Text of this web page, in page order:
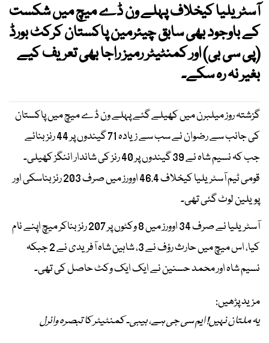
آسٹریلیا کیخلاف پہلے ون ڈے میچ میں شکست
کے باوجود بھی سابق چیئرمین پاکستان کرکٹ بورڈ
(پی سی بی) اور کمنٹیٹر رمیز راجا بھی تعریف کیے
بغیر نہ رہ سکے۔
گزشتہ روز میلبرن میں کھیلے گئے پہلے ون ڈے میچ میں پاکستان
کی جانب سے رضوان نے سب سے زیادہ 71 گیندوں پر 44 رنز بنائے
جب کہ نسیم شاہ نے 39 گیندوں پر 40 رنز کی شاندار اننگز کھیلی۔
قومی ٹیم آسٹریلیا کیخلاف 46.4 اوورز میں صرف 203 رنز بناسکی اور
پویلین لوٹ گئی تھی۔
آسٹریلیا نے صرف 34 اوورز میں 8 وکٹوں پر 207 رنز بناکر میچ اپنے نام
کیا، اس میچ میں حارث رؤف نے 3، شاہین شاہ آفریدی نے 2 جبکہ
نسیم شاہ اور محمد حسنین نے ایک ایک وکٹ حاصل کی تھی۔
مزید پڑھیں:
یہ ملتان نہیں! ایم سی جی ہے، بیبی۔ کمنٹیٹر کا تبصرہ وائرل